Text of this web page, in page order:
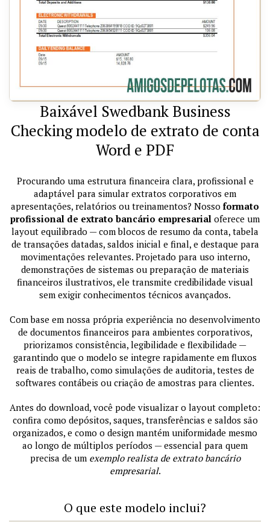
Baixável Swedbank Business
Checking modelo de extrato de conta
Word e PDF
Procurando uma estrutura financeira clara, profissional e
adaptável para simular extratos corporativos em
apresentações, relatórios ou treinamentos? Nosso formato
profissional de extrato bancário empresarial oferece um
layout equilibrado — com blocos de resumo da conta, tabela
de transações datadas, saldos inicial e final, e destaque para
movimentações relevantes. Projetado para uso interno,
demonstrações de sistemas ou preparação de materiais
financeiros ilustrativos, ele transmite credibilidade visual
sem exigir conhecimentos técnicos avançados.
Com base em nossa própria experiência no desenvolvimento
de documentos financeiros para ambientes corporativos,
priorizamos consistência, legibilidade e flexibilidade —
garantindo que o modelo se integre rapidamente em fluxos
reais de trabalho, como simulações de auditoria, testes de
softwares contábeis ou criação de amostras para clientes.
Antes do download, você pode visualizar o layout completo:
confira como depósitos, saques, transferências e saldos são
organizados, e como o design mantém uniformidade mesmo
ao longo de múltiplos períodos — essencial para quem
precisa de um exemplo realista de extrato bancário
empresarial.
O que este modelo inclui?